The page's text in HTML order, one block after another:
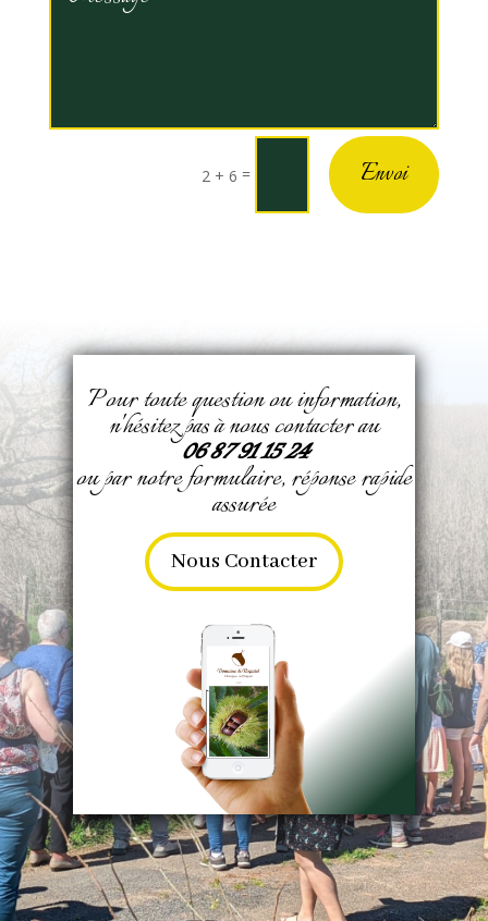
2 + 6 = Envoi
Pour toute question ou information,
n'hésitez pas à nous contacter au
06 87 91 15 24
ou par notre formulaire, réponse rapide
assurée
Nous Contacter